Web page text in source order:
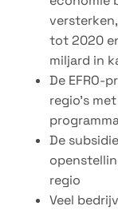
tot 2020
miljard in
De EFRO-
regio’s
De
regio
Veel